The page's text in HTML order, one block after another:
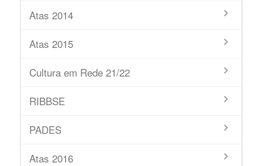
Atas 2014
Atas 2015
Cultura em Rede 21/22
RIBBSE
PADES
Atas 2016